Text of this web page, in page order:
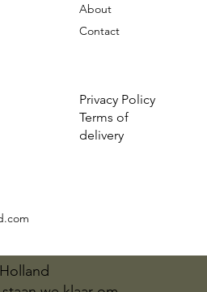
Privacy Policy
Terms of
delivery
About
Contact